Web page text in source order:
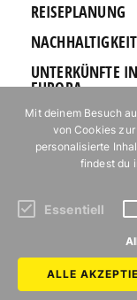
REISEPLANUNG
NACHHALTIGKEIT
UNTERKÜNFTE IN
EUROPA
OUTDOOR
URLAUB FÜR
FOODIES
Mit deinem Besuch
von Cookies
personalisierte
findest du
Essentiell
ALLE